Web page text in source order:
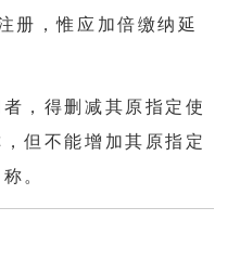
册，惟应加倍缴纳延
，得删减其原指定使
但不能增加其原指定
。